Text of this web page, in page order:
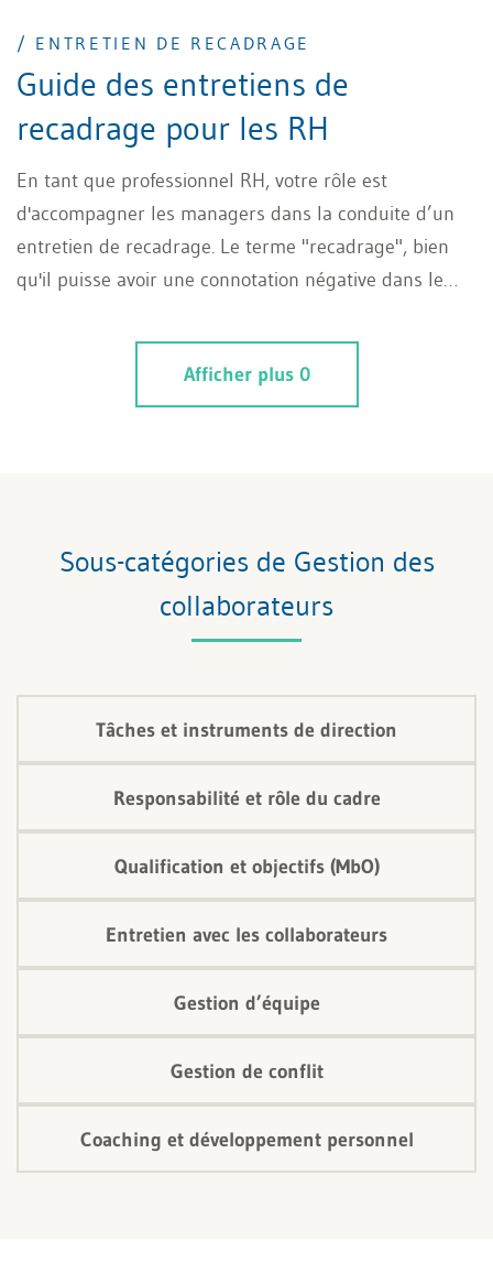
/ ENTRETIEN DE RECADRAGE
Guide des entretiens de
recadrage pour les RH
En tant que professionnel RH, votre rôle est
d'accompagner les managers dans la conduite d’un
entretien de recadrage. Le terme "recadrage", bien
qu'il puisse avoir une connotation négative dans le
négatif. Il est essentiel de le faire comprendre aux
managers que vous accompagnez. Selon le
dictionnaire, il s'agit d'un "jugement qui examine".
Afficher plus 0
Sous-catégories de Gestion des
collaborateurs
Tâches et instruments de direction
Responsabilité et rôle du cadre
Qualification et objectifs (MbO)
Entretien avec les collaborateurs
Gestion d’équipe
Gestion de conflit
Coaching et développement personnel